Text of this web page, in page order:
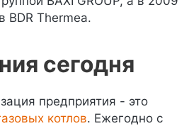
BDR Thermea.
сегодня
предприятия - это
котлов. Ежегодно с